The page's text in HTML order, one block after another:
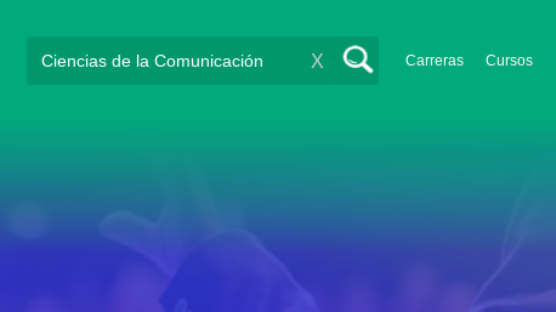
Carreras Cursos
X